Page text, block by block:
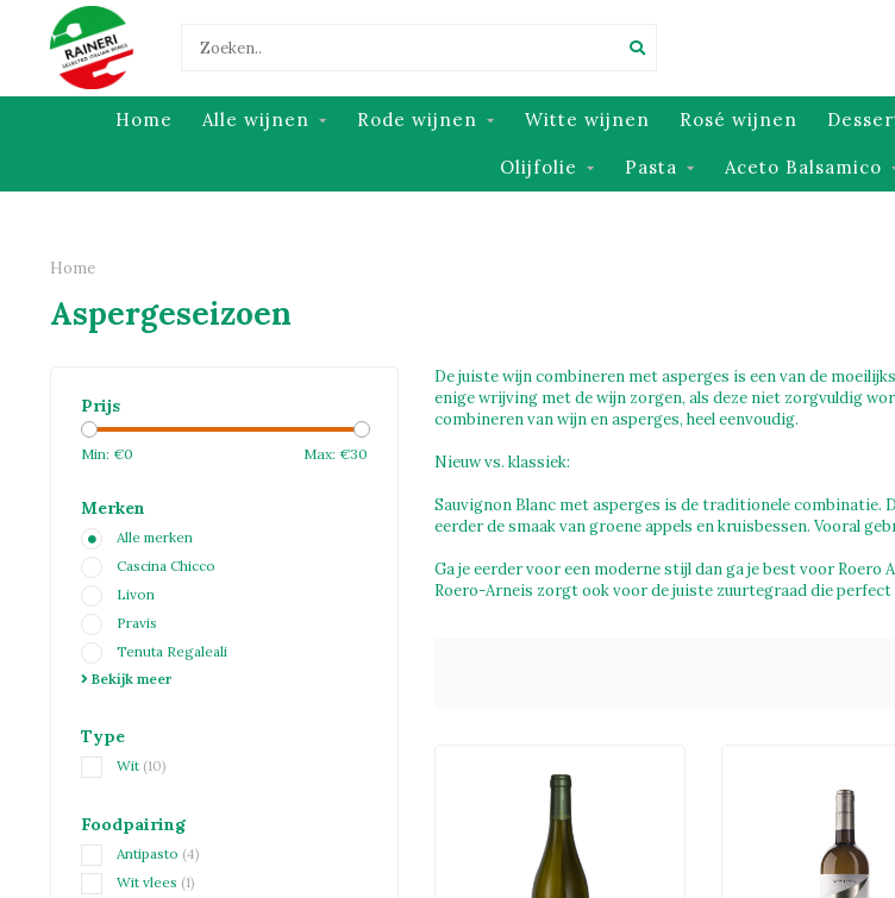
Home Alle wijnen Rode wijnen Witte wijnen Rosé wijnen
Olijfolie Pasta Aceto Balsamico
Home
Aspergeseizoen
Prijs
Min: €0 Max: €30
Merken
Alle merken
Cascina Chicco
Livon
Pravis
Tenuta Regaleali
Bekijk meer
Type
Wit (10)
Foodpairing
Antipasto (4)
Wit vlees (1)
De juiste wijn combineren met asperges is een van de
enige wrijving met de wijn zorgen, als deze niet zorgvuldig
combineren van wijn en asperges, heel eenvoudig.
Nieuw vs. klassiek:
Sauvignon Blanc met asperges is de traditionele combinatie.
eerder de smaak van groene appels en kruisbessen. Vooral
Ga je eerder voor een moderne stijl dan ga je best voor Roero
Roero-Arneis zorgt ook voor de juiste zuurtegraad die